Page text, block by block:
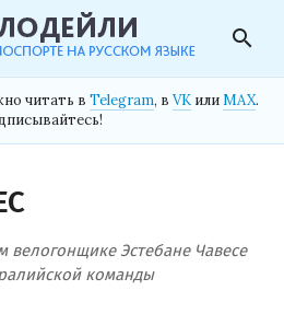
search
читать в Telegram, в VK илиMAX.
велогонщике Эстебане Чавесе
команды